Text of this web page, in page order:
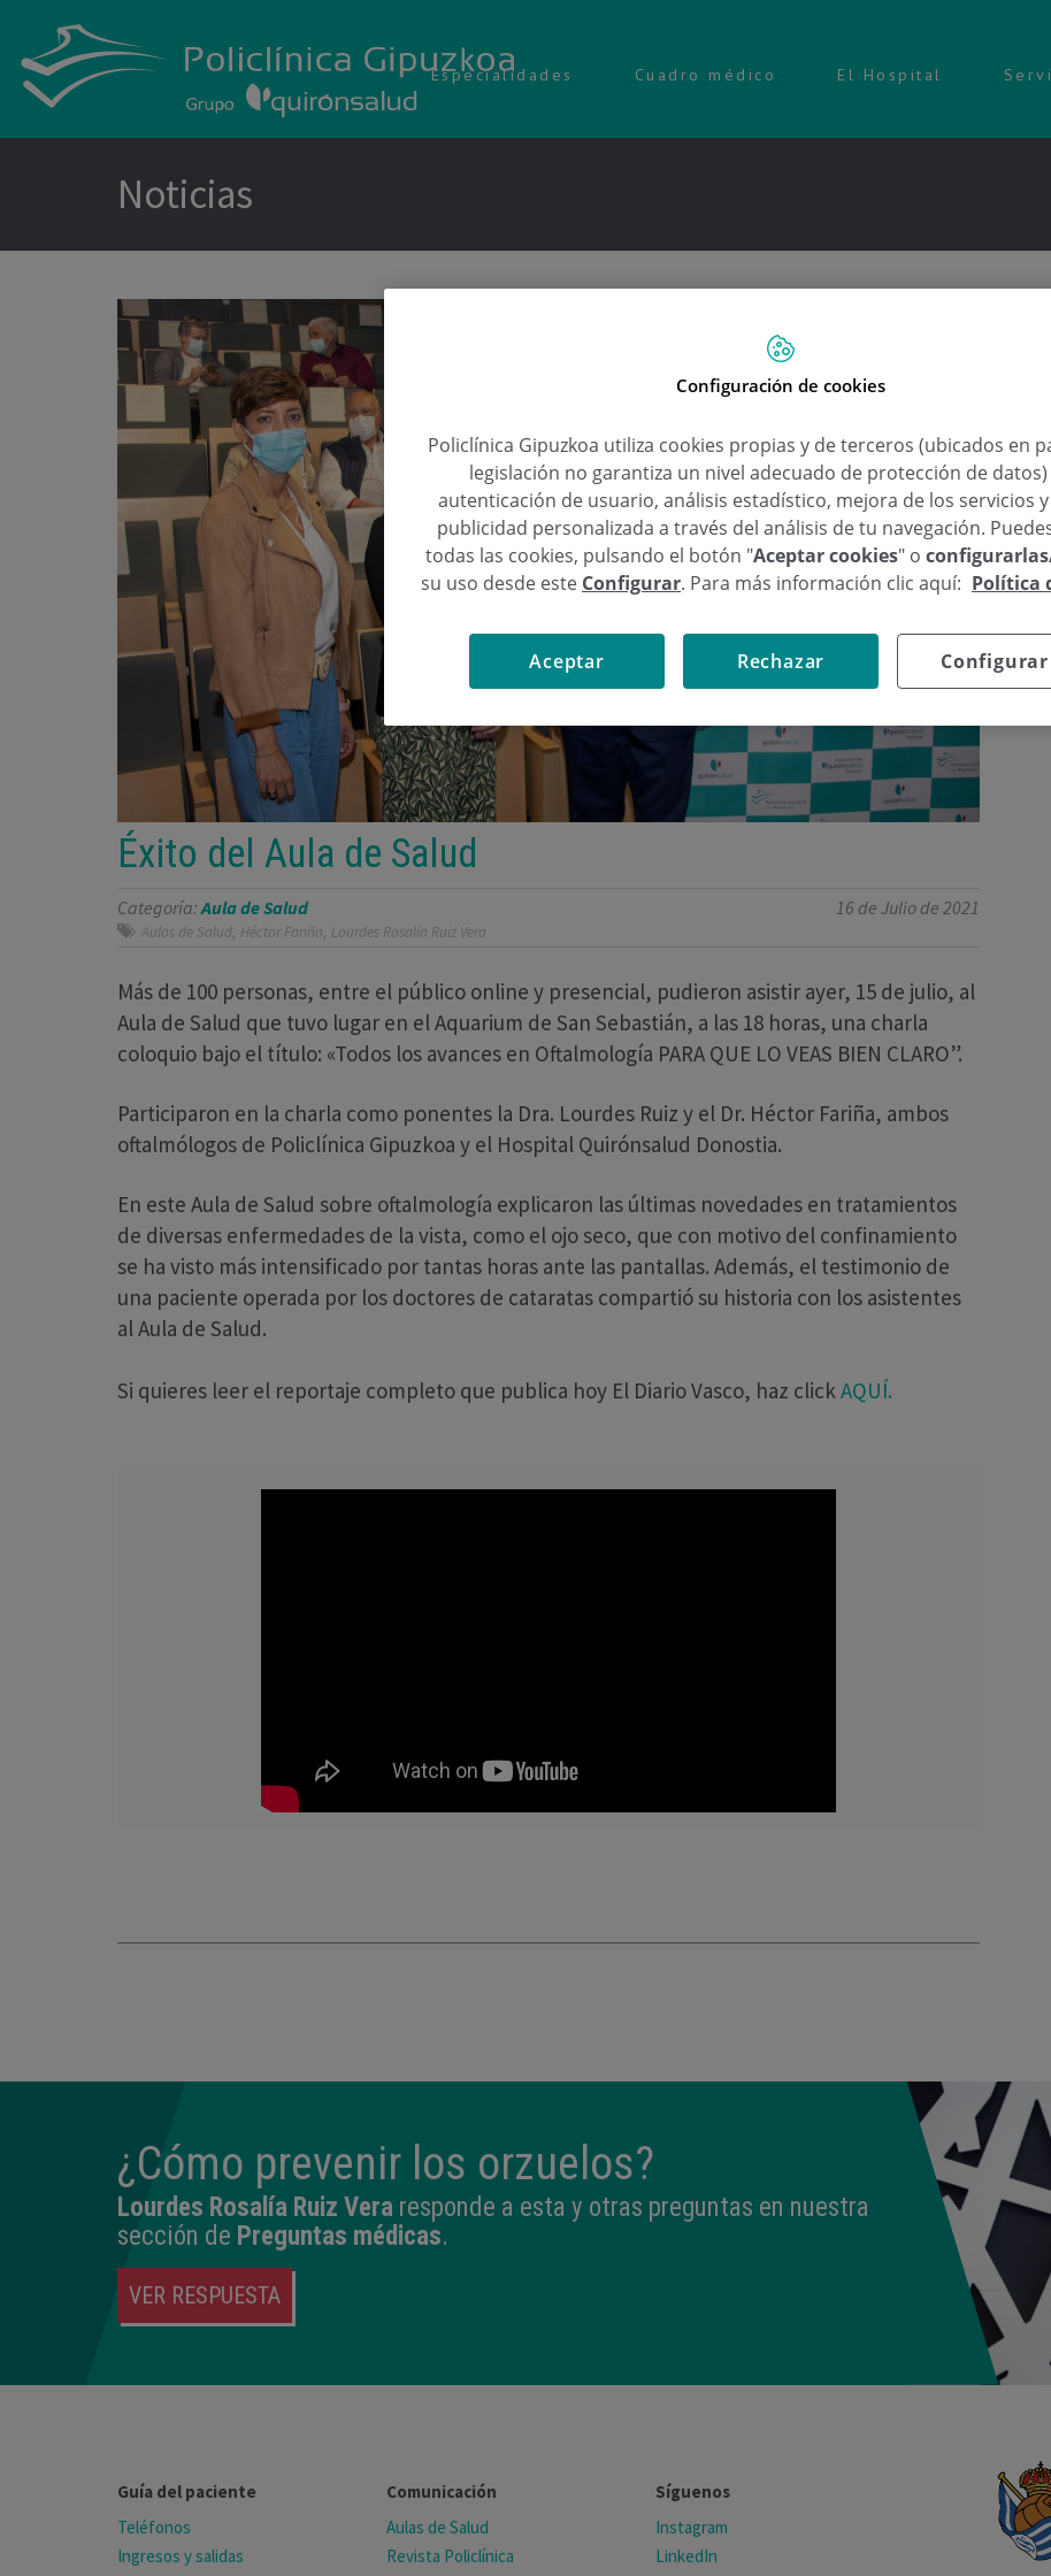
Especialidades Cuadro médico El Hospital
Noticias
Éxito del Aula de Salud
Categoría:Aula de Salud 16 de Julio de 2021
Aulas de Salud, Héctor Fariña, Lourdes Rosalía Ruiz Vera
Más de 100 personas, entre el público online y presencial, pudieron asistir ayer, 15 de julio, al
Aula de Salud que tuvo lugar en el Aquarium de San Sebastián, a las 18 horas, una charla
coloquio bajo el título: «Todos los avances en Oftalmología PARA QUE LO VEAS BIEN CLARO”.
Participaron en la charla como ponentes la Dra. Lourdes Ruiz y el Dr. Héctor Fariña, ambos
oftalmólogos de Policlínica Gipuzkoa y el Hospital Quirónsalud Donostia.
En este Aula de Salud sobre oftalmología explicaron las últimas novedades en tratamientos
de diversas enfermedades de la vista, como el ojo seco, que con motivo del confinamiento
se ha visto más intensificado por tantas horas ante las pantallas. Además, el testimonio de
una paciente operada por los doctores de cataratas compartió su historia con los asistentes
al Aula de Salud.
Si quieres leer el reportaje completo que publica hoy El Diario Vasco, haz clickAQUÍ.
¿Cómo prevenir los orzuelos?
Lourdes Rosalía Ruiz Vera responde a esta y otras preguntas en nuestra
sección de Preguntas médicas.
VER RESPUESTA
Guía del paciente
Teléfonos
Ingresos y salidas
Comunicación
Aulas de Salud
Revista Policlínica
Síguenos
Instagram
LinkedIn
Configuración de cookies
Policlínica Gipuzkoa utiliza cookies propias y de terceros (ubicados en
legislación no garantiza un nivel adecuado de protección de
autenticación de usuario, análisis estadístico, mejora de los servicios
publicidad personalizada a través del análisis de tu navegación.
todas las cookies, pulsando el botón "Aceptar cookies" o
su uso desde este Configurar. Para más información clic aquí: Política
Configurar
Rechazar
Aceptar